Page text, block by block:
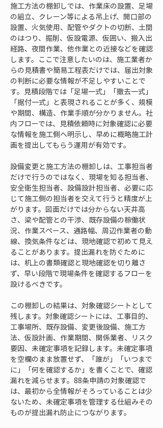
施工方法の棚卸しでは、作業床の設置、足場
の組立、クレーン等による吊上げ、開口部の
設置、火気使用、配管やダクトの切断、土間
のはつり、掘削、仮設電源、仮囲い、搬入出
経路、夜間作業、他作業との近接などを確認
します。ここで注意したいのは、施工業者か
らの見積書や簡易工程表だけでは、届出対象
の判断に必要な情報が不足しやすいことで
す。見積段階では「足場一式」「撤去一式」
「据付一式」と表現されることが多く、規模
や期間、構造、作業手順が分かりません。社
内フローでは、見積依頼時に対象確認に必要
な情報を施工側へ明示し、早めに概略施工計
画を提出してもらう運用が有効です。
設備変更と施工方法の棚卸しは、工事担当者
だけで行うのではなく、現場を知る担当者、
安全衛生担当者、設備設計担当者、必要に応
じて施工側の担当者を交えて行うと精度が上
がります。図面だけでは分からない天井高
さ、梁や配管との干渉、既存設備の稼働状
況、作業スペース、通路幅、周辺作業者の動
線、換気条件などは、現地確認で初めて見え
ることがあります。提出漏れを防ぐために
は、机上の書類確認と現地確認を切り離さ
ず、早い段階で現場条件を確認するフローを
設けるべきです。
この棚卸しの結果は、対象確認シートとして
残します。対象確認シートには、工事目的、
工事場所、既存設備、変更後設備、施工方
法、仮設計画、作業期間、関係業者、リスク
要因、未確定事項を記録します。未確定事項
を空欄のまま放置せず、「誰が」「いつまで
に」「何を確認するか」を書くことで、確認
漏れを減らせます。88条申請の対象確認で
は、最初から全情報がそろっていることは少
ないため、未確定事項を管理する仕組みその
ものが提出漏れ防止につながります。